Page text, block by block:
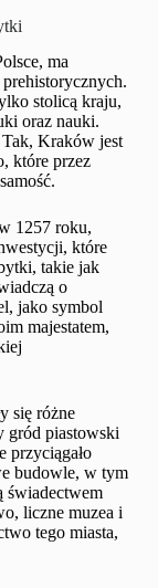
ma
stolicą kraju,
oraz nauki.
Kraków jest
które przez
1257 roku,
które
takie jak
o
jako symbol
majestatem,
się różne
gród piastowski
przyciągało
budowle, w tym
świadectwem
liczne muzea i
tego miasta,